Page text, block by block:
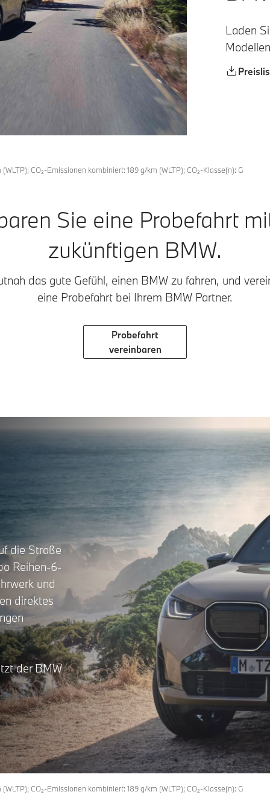
Laden
CO₂-Emissionen kombiniert: 189 g/km (WLTP); CO₂-Klasse(n): G
Sie eine Probefahrt
zukünftigen BMW.
das gute Gefühl, einen BMW zu fahren, und
eine Probefahrt bei Ihrem BMW Partner.
Probefahrt
vereinbaren
die Straße
Reihen-6-
und
direktes
der BMW
CO₂-Emissionen kombiniert: 189 g/km (WLTP); CO₂-Klasse(n): G